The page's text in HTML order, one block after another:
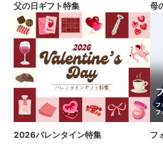
父の日ギフト特集 母
2026バレンタイン特集 フ